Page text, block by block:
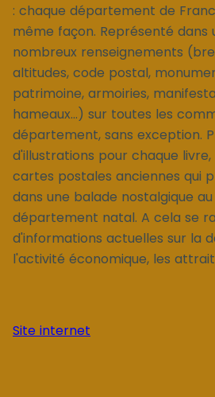
: chaque département de
même façon. Représenté dans
nombreux renseignements
altitudes, code postal,
patrimoine, armoiries,
hameaux...) sur toutes les
département, sans exception.
d'illustrations pour chaque
cartes postales anciennes qui
dans une balade nostalgique
département natal. A cela se
d'informations actuelles sur la
l'activité économique, les
Site internet